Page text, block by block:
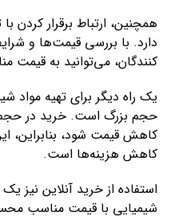
همچنین، ارتباط برقرار کردن
دارد. با بررسی قیمت‌ها و
کنندگان، می‌توانید به قیمت
یک راه دیگر برای تهیه مواد
حجم بزرگ است. خرید در
کاهش قیمت شود، بنابراین،
کاهش هزینه‌ها است.
استفاده از خرید آنلاین نیز
شیمیایی با قیمت مناسب